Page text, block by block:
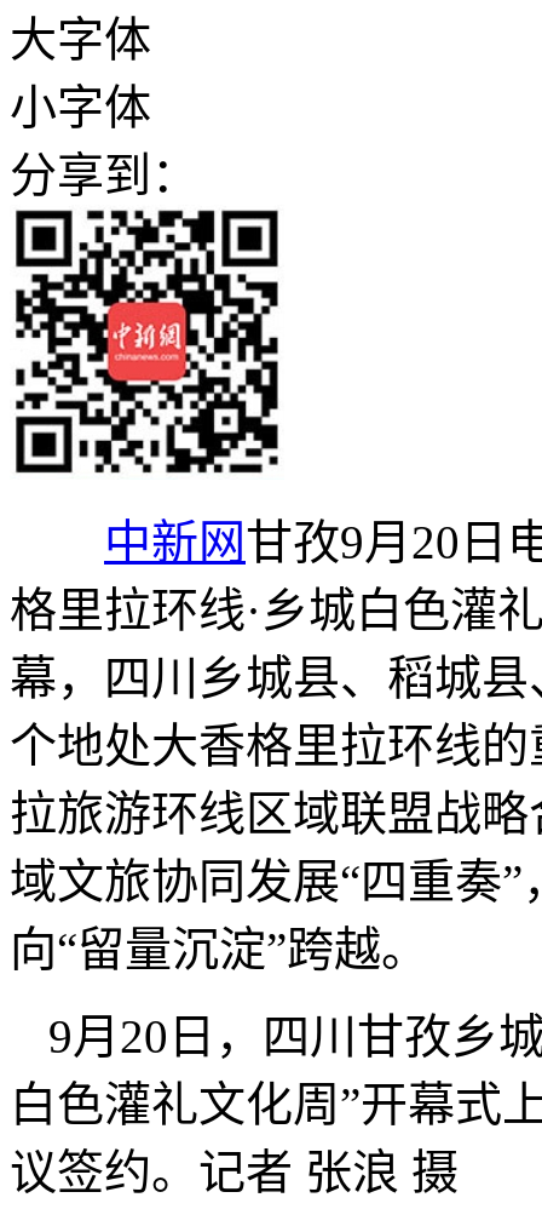
大字体
小字体
分享到：
中新网甘孜9月20日
格里拉环线·乡城白色灌
幕，四川乡城县、稻城
个地处大香格里拉环线
拉旅游环线区域联盟战
域文旅协同发展“四重奏
向“留量沉淀”跨越。
9月20日，四川甘孜乡
白色灌礼文化周”开幕式
议签约。记者 张浪 摄